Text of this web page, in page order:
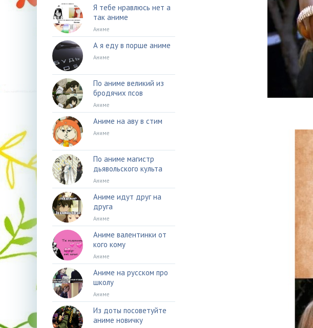
Я тебе нравлюсь нет а
так аниме
Аниме
А я еду в порше аниме
Аниме
По аниме великий из
бродячих псов
Аниме
Аниме на аву в стим
Аниме
По аниме магистр
дьявольского культа
Аниме
Аниме идут друг на
друга
Аниме
Аниме валентинки от
кого кому
Аниме
Аниме на русском про
школу
Аниме
Из доты посоветуйте
аниме новичку